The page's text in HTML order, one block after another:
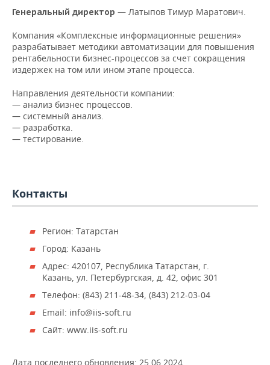
КОРОЛИ ГОСЗАКАЗА ПФО
ВУЗЫ ТАТАРСТАНА
КОМУ ПРИНАДЛЕЖАТ
ТОРГОВЫЕ ЦЕНТРЫ
ФИНАНСЫ
БАНКИ
БЮДЖЕТ
ИНВЕСТИЦИИ
НОВОСТИ
ПРОМЫШЛЕННОСТИ
АГРОПРОМ
МАШИНОСТРОЕНИЕ
НЕФТЕХИМИЯ
НЕФТЬ
НЕДВИЖИМОСТЬ
НОВОСТИ НЕДВИЖИМОСТИ
АВТО
НОВОСТИ АВТО
БИЗНЕС
НОВОСТИ БИЗНЕСА
РОЗНИЧНАЯ ТОРГОВЛЯ
ТРАНСПОРТ
ТЕХНОЛОГИИ
НОВОСТИ ТЕХНОЛОГИЙ
IT
ТЕЛЕКОММУНИКАЦИИ
МЕРОПРИЯТИЯ
НОВОСТИ МЕРОПРИЯТИЙ
БИЗНЕС-БРАНЧИ
ONLINE-КОНФЕРЕНЦИИ
ОТКРЫТАЯ ЛЕКЦИЯ
СПОРТ
ФУТБОЛ
ХОККЕЙ
БАСКЕТБОЛ
ВОЛЕЙБОЛ
КИБЕРСПОРТ
НОВОСТИ ОБЩЕСТВА
ВЛАСТЬ
ИНФРАСТРУКТУРА
ИСТОРИЯ
КУЛЬТУРА
ФОТОГАЛЕРЕЯ
СЮЖЕТЫ
СПРАВОЧНИК
СПИСОК ПЕРСОН
СПИСОК КОМПАНИЙ
ПОЛНАЯ ВЕРСИЯ
Генеральный директор — Латыпов Тимур Маратович.
Компания «Комплексные информационные решения»
разрабатывает методики автоматизации для повышения
рентабельности бизнес-процессов за счет сокращения
издержек на том или ином этапе процесса.
Направления деятельности компании:
— анализ бизнес процессов.
— системный анализ.
— разработка.
— тестирование.
Контакты
Регион: Татарстан
Город: Казань
Адрес: 420107, Республика Татарстан, г.
Казань, ул. Петербургская, д. 42, офис 301
Телефон: (843) 211-48-34, (843) 212-03-04
Email: info@iis-soft.ru
Сайт: www.iis-soft.ru
Дата последнего обновления: 25.06.2024